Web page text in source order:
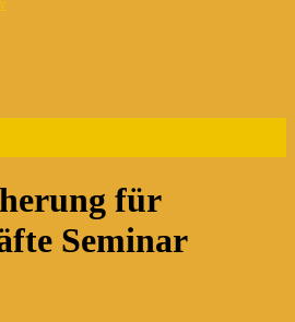
für
Seminar